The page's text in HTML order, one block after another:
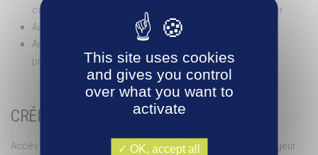
cancers ou encore la dépression ou la maladie d’Alzheimer
Aux personnes en situation de handicap
Aux éducateurs sportifs – sur présentation d’une carte
professionnelle
CRÉNEAUX PROPOSÉS
Accès au bassin sportif couvert sur surveillance d’un maître-nageur
This site uses cookies
and gives you control
over what you want to
activate
OK, accept all